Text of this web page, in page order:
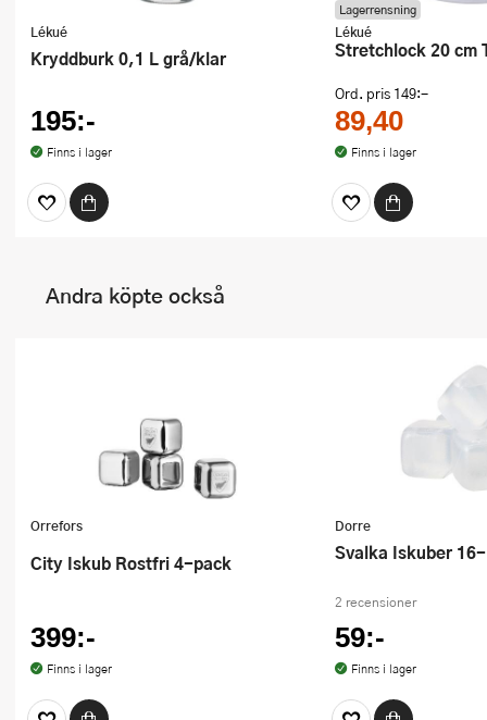
Lékué
Kryddburk 0,1 L grå/klar
195:-
Finns i lager
Lagerrensning
Lékué
Stretchlock 20
Ord. pris 149:-
89,40
Finns i lager
Andra köpte också
Orrefors
City Iskub Rostfri 4-pack
399:-
Finns i lager
Dorre
Svalka Iskuber
2 recensioner
59:-
Finns i lager